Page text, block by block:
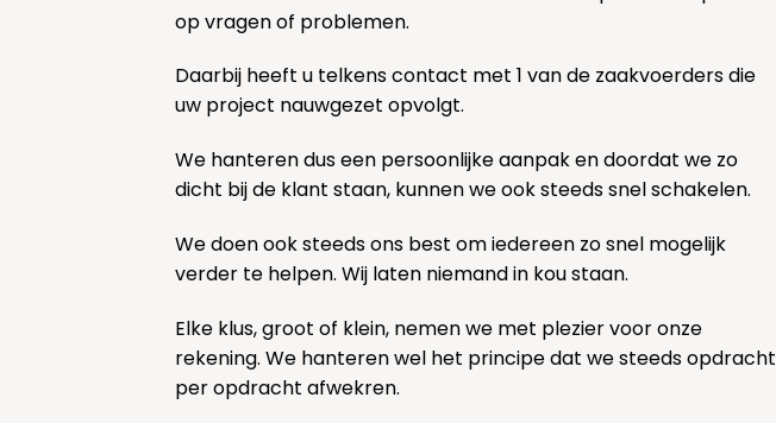
op vragen of problemen.
Daarbij heeft u telkens contact met 1 van de zaakvoerders die
uw project nauwgezet opvolgt.
We hanteren dus een persoonlijke aanpak en doordat we zo
dicht bij de klant staan, kunnen we ook steeds snel schakelen.
We doen ook steeds ons best om iedereen zo snel mogelijk
verder te helpen. Wij laten niemand in kou staan.
Elke klus, groot of klein, nemen we met plezier voor onze
rekening. We hanteren wel het principe dat we steeds opdracht
per opdracht afwekren.